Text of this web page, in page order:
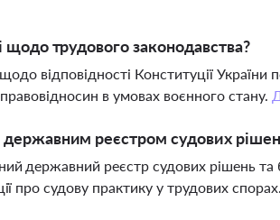
трудового законодавства?
відповідності Конституції України
в умовах воєнного стану.
реєстром судових
державний реєстр судових рішень та
про судову практику у трудових спорах.